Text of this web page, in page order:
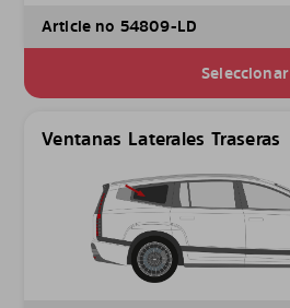
Article no 54809-LD
Seleccionar
Ventanas Laterales Traseras